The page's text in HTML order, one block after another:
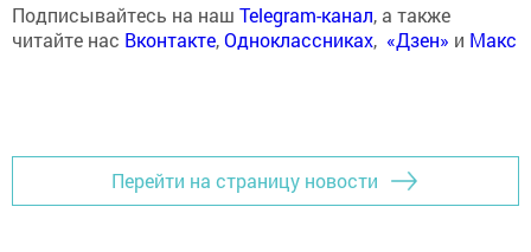
Подписывайтесь на наш Telegram-канал, а также
читайте нас Вконтакте,Одноклассниках, «Дзен» и Макс
Перейти на страницу новости